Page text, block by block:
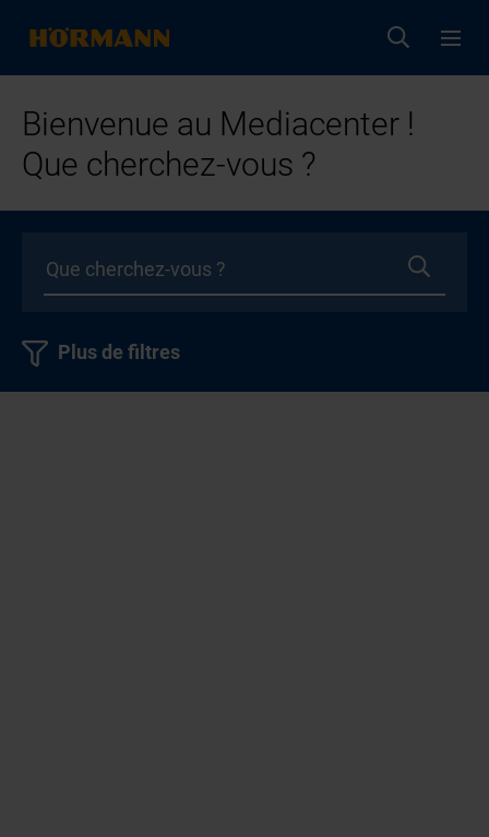
Bienvenue au Mediacenter !
Que cherchez-vous ?
Plus de filtres